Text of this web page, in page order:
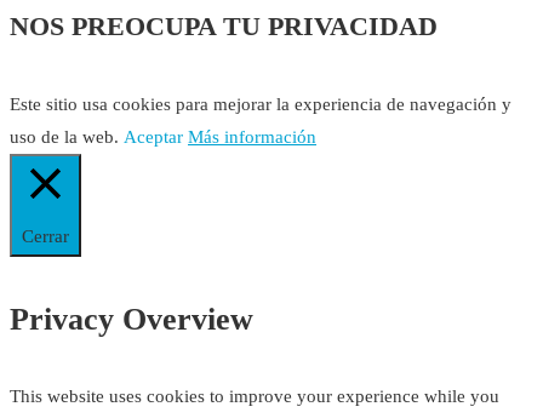
NOS PREOCUPA TU PRIVACIDAD
Este sitio usa cookies para mejorar la experiencia de navegación y
uso de la web. Aceptar Más información
Cerrar
Privacy Overview
This website uses cookies to improve your experience while you